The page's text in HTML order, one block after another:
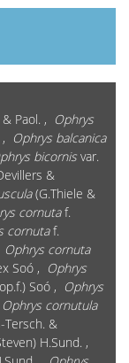
Paol. , Ophrys
Ophrys balcanica
bicornis var.
&
(G.Thiele &
cornutaf.
cornutaf.
Ophrys cornuta
Soó , Ophrys
Soó , Ophrys
Ophrys cornutula
Tersch. &
H.Sund. ,